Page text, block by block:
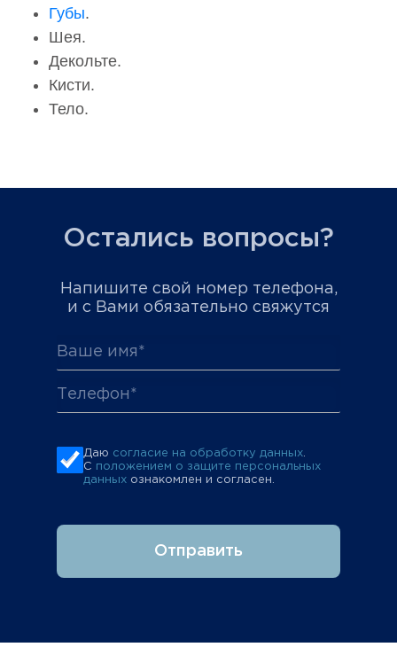
Губы.
Шея.
Декольте.
Кисти.
Тело.
Остались вопросы?
Напишите свой номер телефона,
и с Вами обязательно свяжутся
Даю согласие на обработку данных
С положением о защите персональных
данных ознакомлен и согласен.
Отправить